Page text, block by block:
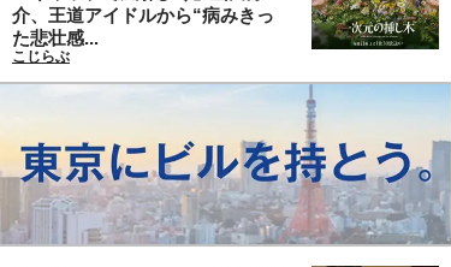
介、王道アイドルから“病みきっ
た悲壮感...
こじらぶ